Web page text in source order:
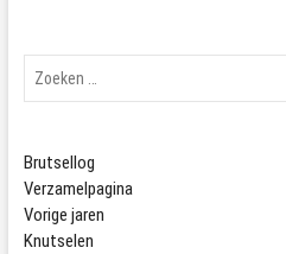
Brutsellog
Verzamelpagina
Vorige jaren
Knutselen